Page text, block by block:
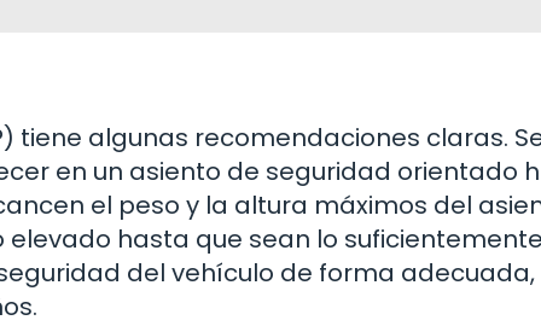
tiene algunas recomendaciones claras.
en un asiento de seguridad orientado
el peso y la altura máximos del
elevado hasta que sean lo
del vehículo de forma adecuada,